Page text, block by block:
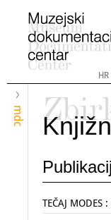
HR
mdc
TEČAJ